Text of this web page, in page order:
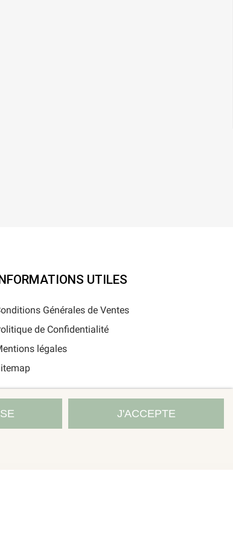
J'ACCEPTE
UTILES
Générales de Ventes
de Confidentialité
légales